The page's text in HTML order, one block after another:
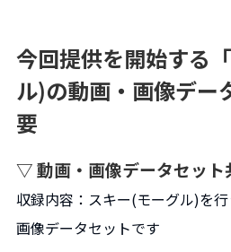
今回提供を開始する
ル)の動画・画像デー
要
▽ 動画・画像データセット
収録内容：スキー(モーグル)を
画像データセットです